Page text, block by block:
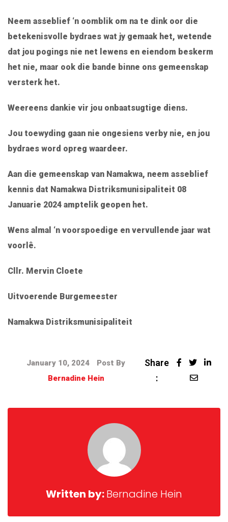
Neem asseblief ‘n oomblik om na te dink oor die
betekenisvolle bydraes wat jy gemaak het, wetende
dat jou pogings nie net lewens en eiendom beskerm
het nie, maar ook die bande binne ons gemeenskap
versterk het.
Weereens dankie vir jou onbaatsugtige diens.
Jou toewyding gaan nie ongesiens verby nie, en jou
bydraes word opreg waardeer.
Aan die gemeenskap van Namakwa, neem asseblief
kennis dat Namakwa Distriksmunisipaliteit 08
Januarie 2024 amptelik geopen het.
Wens almal ‘n voorspoedige en vervullende jaar wat
voorlê.
Cllr. Mervin Cloete
Uitvoerende Burgemeester
Namakwa Distriksmunisipaliteit
January 10, 2024
Post By
Bernadine Hein
Share
:
Written by:Bernadine Hein